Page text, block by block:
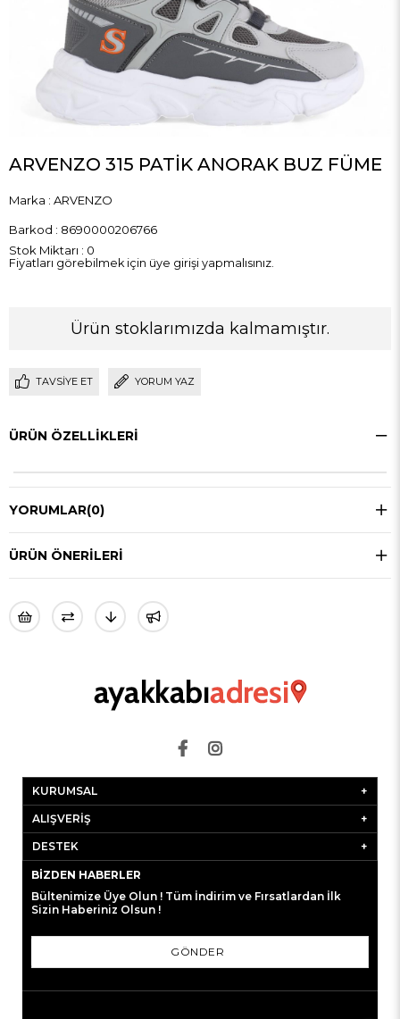
ARVENZO 315 PATİK ANORAK BUZ FÜME
Marka : ARVENZO
Barkod : 8690000206766
Stok Miktarı : 0
Fiyatları görebilmek için üye girişi yapmalısınız.
Ürün stoklarımızda kalmamıştır.
TAVSIYE ET YORUM YAZ
ÜRÜN ÖZELLIKLERI
YORUMLAR(0)
ÜRÜN ÖNERILERI
KURUMSAL
ALIŞVERİŞ
DESTEK
BIZDEN HABERLER
Bültenimize Üye Olun ! Tüm İndirim ve Fırsatlardan İlk
Sizin Haberiniz Olsun !
GÖNDER